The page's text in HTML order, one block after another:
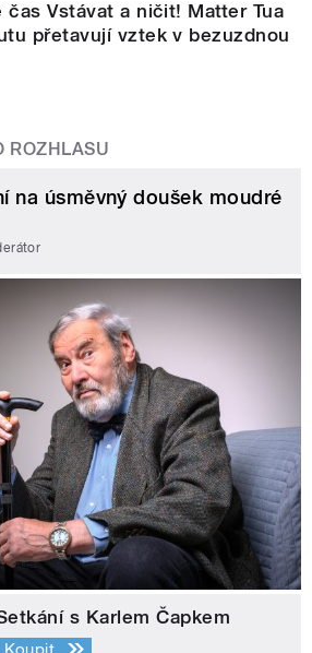
čas Vstávat a ničit! Matter Tua
přetavují vztek v bezuzdnou
ROZHLASU
na úsměvný doušek moudré
s Karlem Čapkem